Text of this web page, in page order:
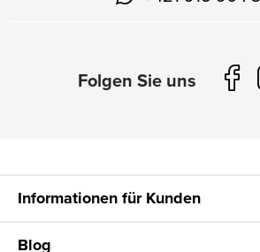
Informationen für Kunden
Blog